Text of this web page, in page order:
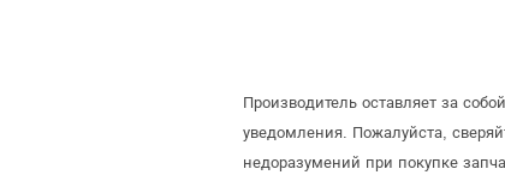
Производитель оставляет за
уведомления. Пожалуйста,
недоразумений при покупке